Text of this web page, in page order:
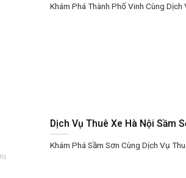
Khám Phá Thành Phố Vinh Cùng
Dịch Vụ Thuê Xe Hà Nội Sầm
Khám Phá Sầm Sơn Cùng Dịch Vụ